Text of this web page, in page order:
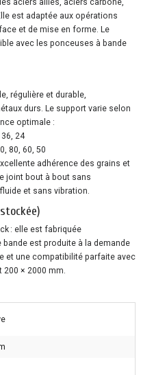
est adaptée aux opérations
et de mise en forme. Le
avec les ponceuses à bande
régulière et durable,
durs. Le support varie selon
optimale :
24
80, 60, 50
adhérence des grains et
joint bout à bout sans
et sans vibration.
: elle est fabriquée
est produite à la demande
et une compatibilité parfaite avec
× 2000 mm.